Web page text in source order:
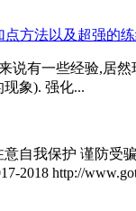
点方法以及超强的
说有一些经验,居
象). 强化...
自我保护 谨防受
2018 http://